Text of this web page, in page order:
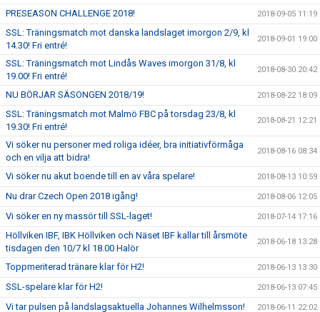
PRESEASON CHALLENGE 2018! 2018-09-05 11:19
SSL: Träningsmatch mot danska landslaget imorgon 2/9, kl
14.30! Fri entré!
2018-09-01 19:00
SSL: Träningsmatch mot Lindås Waves imorgon 31/8, kl
19.00! Fri entré!
2018-08-30 20:42
NU BÖRJAR SÄSONGEN 2018/19! 2018-08-22 18:09
SSL: Träningsmatch mot Malmö FBC på torsdag 23/8, kl
19.30! Fri entré!
2018-08-21 12:21
Vi söker nu personer med roliga idéer, bra initiativförmåga
och en vilja att bidra!
2018-08-16 08:34
Vi söker nu akut boende till en av våra spelare! 2018-08-13 10:59
Nu drar Czech Open 2018 igång! 2018-08-06 12:05
Vi söker en ny massör till SSL-laget! 2018-07-14 17:16
Höllviken IBF, IBK Höllviken och Näset IBF kallar till årsmöte
tisdagen den 10/7 kl 18.00 Halör
2018-06-18 13:28
Toppmeriterad tränare klar för H2! 2018-06-13 13:30
SSL-spelare klar för H2! 2018-06-13 07:45
Vi tar pulsen på landslagsaktuella Johannes Wilhelmsson! 2018-06-11 22:02